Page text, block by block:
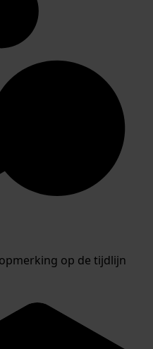
op de tijdlijn